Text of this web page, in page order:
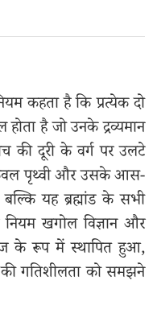
कहता है कि प्रत्येक दो
है जो उनके द्रव्यमान
दूरी के वर्ग पर उलटे
केवल पृथ्वी और उसके आस-
यह ब्रह्मांड के सभी
नियम खगोल विज्ञान और
के रूप में स्थापित हुआ,
गतिशीलता को समझने